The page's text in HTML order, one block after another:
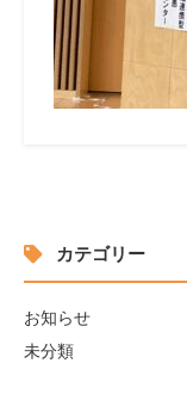
カテゴリー
お知らせ
未分類